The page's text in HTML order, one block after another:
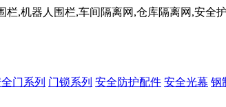
栏,机器人围栏,车间隔离网,仓库隔离网,安全
门系列 门锁系列 安全防护配件 安全光幕 钢